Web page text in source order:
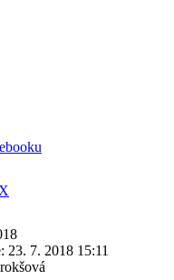
23. 7. 2018 15:11